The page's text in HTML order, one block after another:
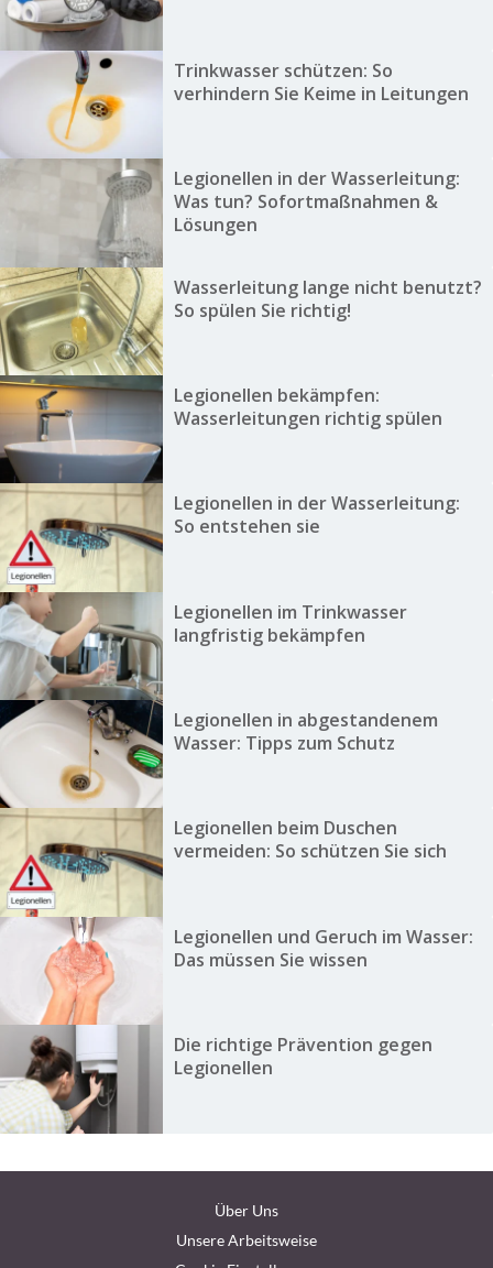
Trinkwasser schützen: So
verhindern Sie Keime in Leitungen
Legionellen in der Wasserleitung:
Was tun? Sofortmaßnahmen &
Lösungen
Wasserleitung lange nicht benutzt?
So spülen Sie richtig!
Legionellen bekämpfen:
Wasserleitungen richtig spülen
Legionellen in der Wasserleitung:
So entstehen sie
Legionellen im Trinkwasser
langfristig bekämpfen
Legionellen in abgestandenem
Wasser: Tipps zum Schutz
Legionellen beim Duschen
vermeiden: So schützen Sie sich
Legionellen und Geruch im Wasser:
Das müssen Sie wissen
Die richtige Prävention gegen
Legionellen
Über Uns
Unsere Arbeitsweise